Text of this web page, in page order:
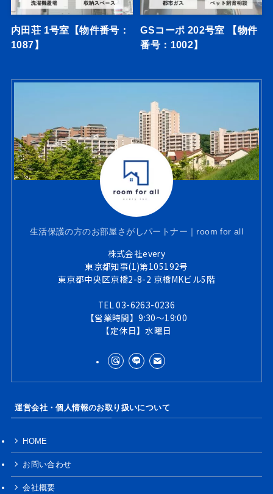
内田荘 1号室【物件番号：
1087】
GSコーポ 202号室 【物件
番号：1002】
生活保護の方のお部屋さがしパートナー｜room for all
株式会社every
東京都知事(1)第105192号
東京都中央区京橋2-8-2 京橋MKビル5階
TEL 03-6263-0236
【営業時間】9:30～19:00
【定休日】水曜日
運営会社・個人情報のお取り扱いについて
HOME
お問い合わせ
会社概要